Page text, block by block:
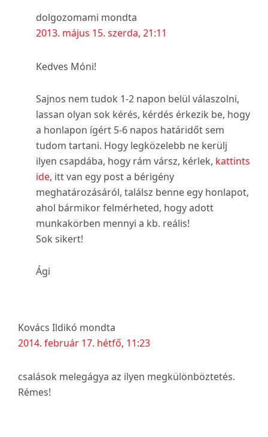
dolgozomami mondta
2013. május 15. szerda, 21:11
Kedves Móni!
Sajnos nem tudok 1-2 napon belül válaszolni,
lassan olyan sok kérés, kérdés érkezik be, hogy
a honlapon ígért 5-6 napos határidőt sem
tudom tartani. Hogy legközelebb ne kerülj
ilyen csapdába, hogy rám vársz, kérlek, kattints
ide, itt van egy post a bérigény
meghatározásáról, találsz benne egy honlapot,
ahol bármikor felmérheted, hogy adott
munkakörben mennyi a kb. reális!
Sok sikert!
Ági
Kovács Ildikó mondta
2014. február 17. hétfő, 11:23
csalások melegágya az ilyen megkülönböztetés.
Rémes!